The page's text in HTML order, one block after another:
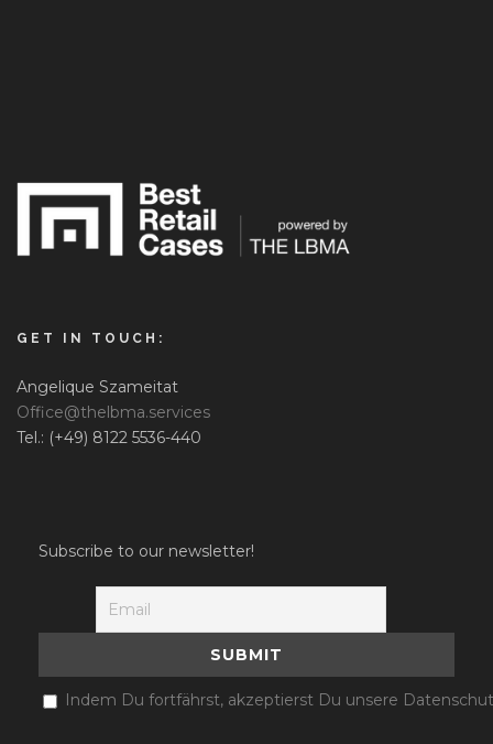
GET IN TOUCH:
Angelique Szameitat
Office@thelbma.services
Tel.: (+49) 8122 5536-440
Subscribe to our newsletter!
Indem Du fortfährst, akzeptierst Du unsere